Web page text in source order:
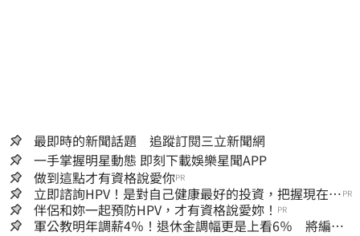
最即時的新聞話題 追蹤訂閱三立新聞網
一手掌握明星動態 即刻下載娛樂星聞APP
做到這點才有資格說愛你PR
立即諮詢HPV！是對自己健康最好的投資，把握現在不
嫌晚！
PR
伴侶和妳一起預防HPV，才有資格說愛妳！ PR
軍公教明年調薪4％！退休金調幅更是上看6％ 將編入